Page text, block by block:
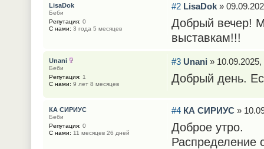
#2 LisaDok»
Добрый вечер!
выставкам!!!
LisaDok
Беби
Репутация: 0
С нами: 3 года 5 месяцев
#3 Unani » 10.09.2025,
Добрый день.
Unani
Беби
Репутация: 1
С нами: 9 лет 8 месяцев
#4 КА СИРИУС»
Доброе утро.
Распределение
КА СИРИУС
Беби
Репутация: 0
С нами: 11 месяцев 26 дней